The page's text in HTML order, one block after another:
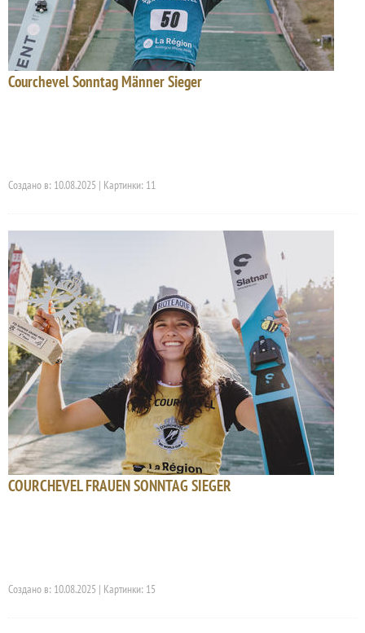
Courchevel Sonntag Männer Sieger
Создано в: 10.08.2025 | Картинки: 11
COURCHEVEL FRAUEN SONNTAG SIEGER
Создано в: 10.08.2025 | Картинки: 15